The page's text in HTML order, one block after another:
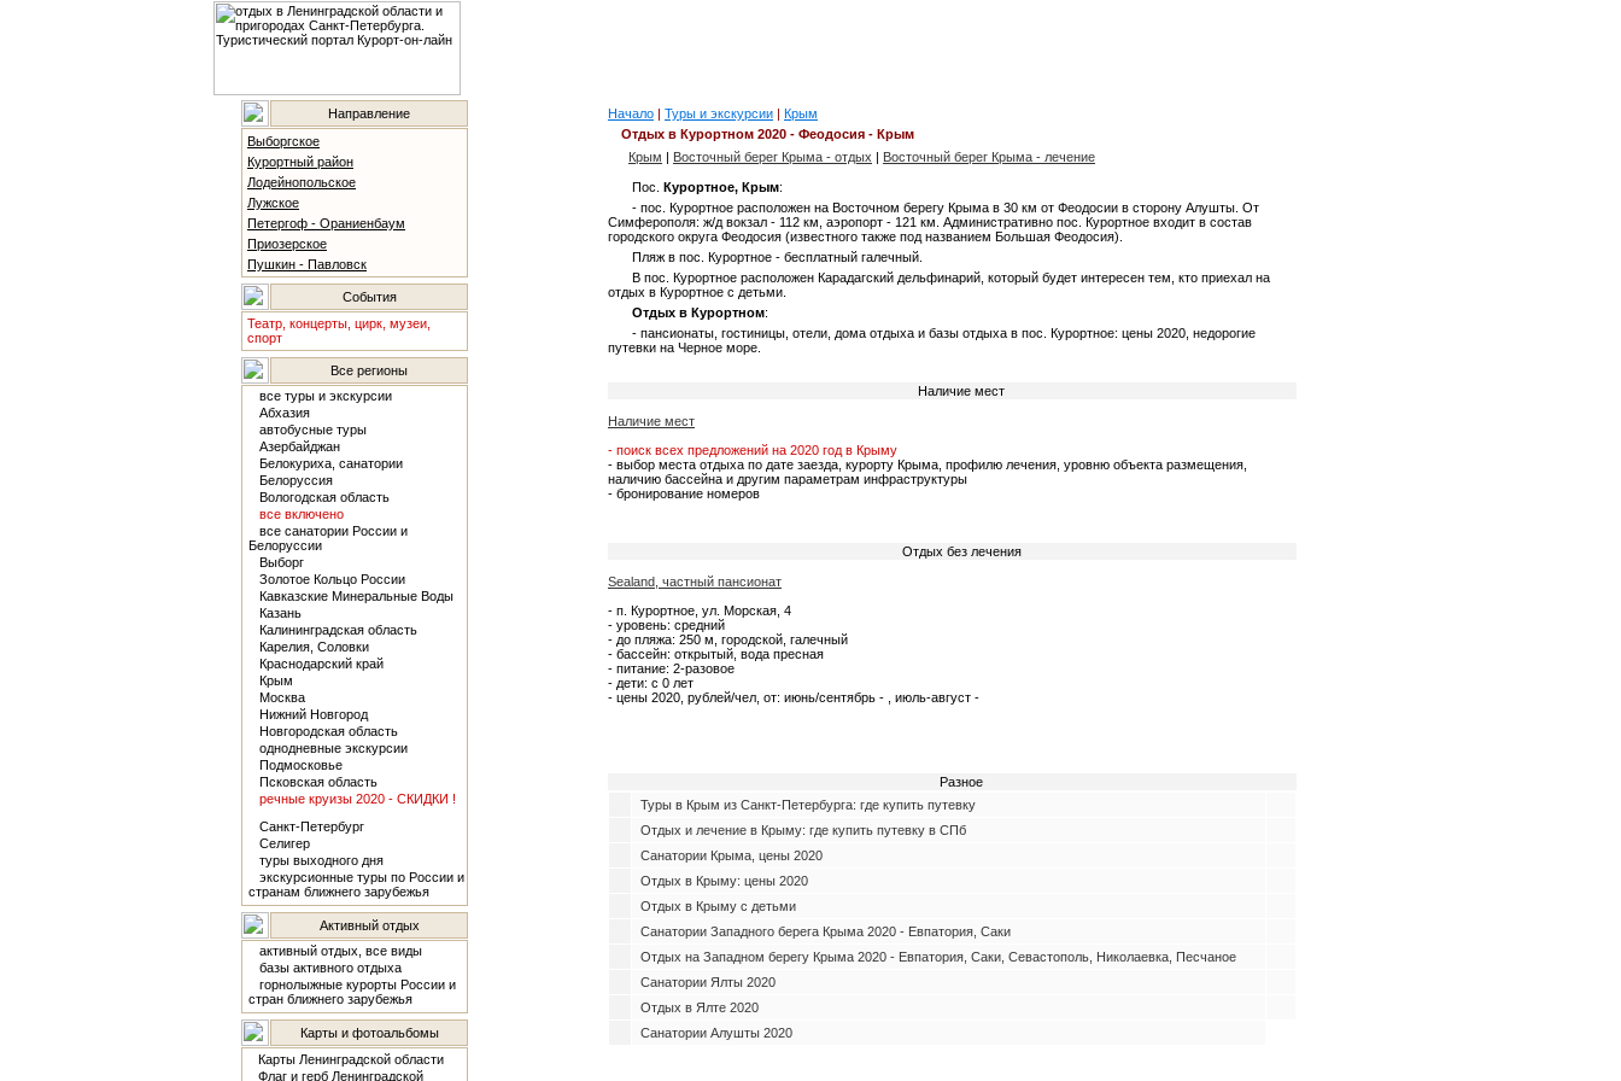
Направление
Выборгское
Курортный район
Лодейнопольское
Лужское
Петергоф - Ораниенбаум
Приозерское
Пушкин - Павловск
События
Театр, концерты, цирк, музеи,
спорт
Все регионы
все туры и экскурсии
Абхазия
автобусные туры
Азербайджан
Белокуриха, санатории
Белоруссия
Вологодская область
все включено
все санатории России и
Белоруссии
Выборг
Золотое Кольцо России
Кавказские Минеральные Воды
Казань
Калининградская область
Карелия, Соловки
Краснодарский край
Крым
Москва
Нижний Новгород
Новгородская область
однодневные экскурсии
Подмосковье
Псковская область
речные круизы 2020 - СКИДКИ !
Санкт-Петербург
Селигер
туры выходного дня
экскурсионные туры по России и
странам ближнего зарубежья
Активный отдых
активный отдых, все виды
базы активного отдыха
горнолыжные курорты России и
стран ближнего зарубежья
Карты и фотоальбомы
Карты Ленинградской области
Флаг и герб Ленинградской
Начало | Туры и экскурсии | Крым
Отдых в Курортном 2020 - Феодосия - Крым
Крым | Восточный берег Крыма - отдых | Восточный берег Крыма - лечение
Пос. Курортное, Крым:
- пос. Курортное расположен на Восточном берегу Крыма в 30 км от Феодосии в сторону Алушты. От
Симферополя: ж/д вокзал - 112 км, аэропорт - 121 км. Административно пос. Курортное входит в состав
городского округа Феодосия (известного также под названием Большая Феодосия).
Пляж в пос. Курортное - бесплатный галечный.
В пос. Курортное расположен Карадагский дельфинарий, который будет интересен тем, кто приехал на
отдых в Курортное с детьми.
Отдых в Курортном:
- пансионаты, гостиницы, отели, дома отдыха и базы отдыха в пос. Курортное: цены 2020, недорогие
путевки на Черное море.
Наличие мест
Наличие мест
- поиск всех предложений на 2020 год в Крыму
- выбор места отдыха по дате заезда, курорту Крыма, профилю лечения, уровню объекта размещения,
наличию бассейна и другим параметрам инфраструктуры
- бронирование номеров
Отдых без лечения
Sealand, частный пансионат
- п. Курортное, ул. Морская, 4
- уровень: средний
- до пляжа: 250 м, городской, галечный
- бассейн: открытый, вода пресная
- питание: 2-разовое
- дети: с 0 лет
- цены 2020, рублей/чел, от: июнь/сентябрь - , июль-август -
Разное
Туры в Крым из Санкт-Петербурга: где купить путевку
Отдых и лечение в Крыму: где купить путевку в СПб
Санатории Крыма, цены 2020
Отдых в Крыму: цены 2020
Отдых в Крыму с детьми
Санатории Западного берега Крыма 2020 - Евпатория, Саки
Отдых на Западном берегу Крыма 2020 - Евпатория, Саки, Севастополь, Николаевка, Песчаное
Санатории Ялты 2020
Отдых в Ялте 2020
Санатории Алушты 2020